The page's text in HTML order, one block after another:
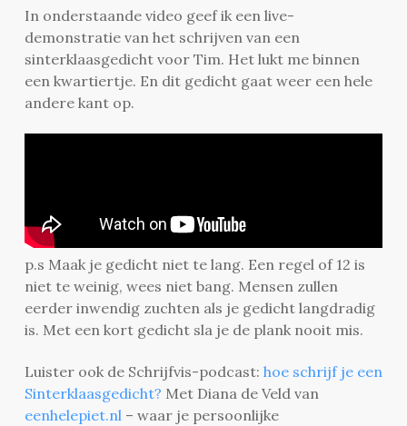
In onderstaande video geef ik een live-
demonstratie van het schrijven van een
sinterklaasgedicht voor Tim. Het lukt me binnen
een kwartiertje. En dit gedicht gaat weer een hele
andere kant op.
p.s Maak je gedicht niet te lang. Een regel of 12 is
niet te weinig, wees niet bang. Mensen zullen
eerder inwendig zuchten als je gedicht langdradig
is. Met een kort gedicht sla je de plank nooit mis.
Luister ook de Schrijfvis-podcast: hoe schrijf je een
Sinterklaasgedicht? Met Diana de Veld van
eenhelepiet.nl – waar je persoonlijke